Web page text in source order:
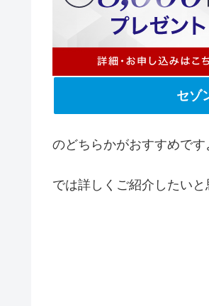
セゾ
のどちらかがおすすめです
では詳しくご紹介したいと